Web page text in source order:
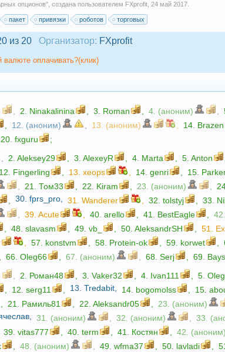
опционов", создана пользователем FXprofit ,24 май 2017
пакет привязки роботов торговых
из 20 Организатор: FXprofit
валюте оплачивать?(клик)
2. Ninakalinina 3. Roman 4. (аноним)
12. (аноним) 13. (аноним) 14.
20.fxguru
;
2.Aleksey29 3.AlexeyR 4. Marta 5.Anton
12. Fingerling 13.xeops 14.genri 15.
21.Том33 22. Kiram 23. (аноним)
30.fprs_pro 31.Wanderer 32.tolstyj 33.
39.Acute 40.arello 41. BestEagle
48.slavasm 49.vb_ 50.AleksandrSH 51.
57. konstvm 58. Protein-ok 59. korwet
66.Oleg66 67. (аноним) 68.Serj 69. Bays
2. Роман48 3.Vaker32 4. Ivan111 5.
12.serg11 13.Tredabit 14. bogomolss 15.
21. Рамиль81 22.Aleksandr05 23. (аноним)
31. (аноним) 32. (аноним) 33.
39.vitas777 40.term 41. Костян 42. (аноним)
48. (аноним) 49.wfma37 50. lavladi